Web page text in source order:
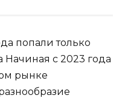
попали только
с 2023 года
рынке